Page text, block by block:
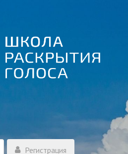
Регистрация